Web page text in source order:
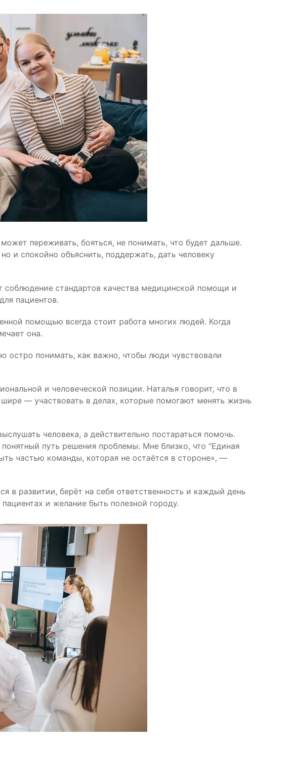
переживать, бояться, не понимать, что будет дальше.
и спокойно объяснить, поддержать, дать человеку
соблюдение стандартов качества медицинской помощи и
пациентов.
помощью всегда стоит работа многих людей. Когда
она.
остро понимать, как важно, чтобы люди чувствовали
и человеческой позиции. Наталья говорит, что в
— участвовать в делах, которые помогают менять жизнь
человека, а действительно постараться помочь.
путь решения проблемы. Мне близко, что “Единая
частью команды, которая не остаётся в стороне», —
развитии, берёт на себя ответственность и каждый день
и желание быть полезной городу.